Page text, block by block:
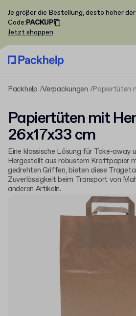
Je größer die Bestellung, desto höher
Code:PACKUP
Jetzt shoppen
Packhelp Verpackungen
Papiertüten mit
26x17x33 cm
Eine klassische Lösung für Take-away
Hergestellt aus robustem Kraftpapier
gedrehten Griffen, bieten diese
Zuverlässigkeit beim Transport von
anderen Artikeln.